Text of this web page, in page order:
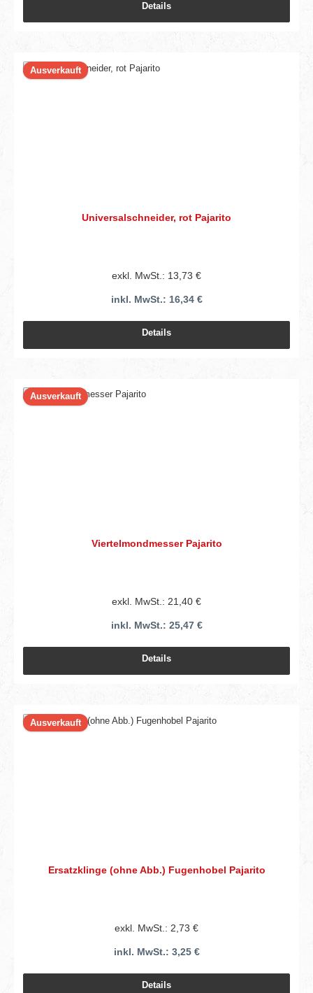
Details
Ausverkauft
Universalschneider, rot Pajarito
exkl. MwSt.: 13,73 €
inkl. MwSt.: 16,34 €
Details
Ausverkauft
Viertelmondmesser Pajarito
exkl. MwSt.: 21,40 €
inkl. MwSt.: 25,47 €
Details
Ausverkauft
Ersatzklinge (ohne Abb.) Fugenhobel Pajarito
exkl. MwSt.: 2,73 €
inkl. MwSt.: 3,25 €
Details